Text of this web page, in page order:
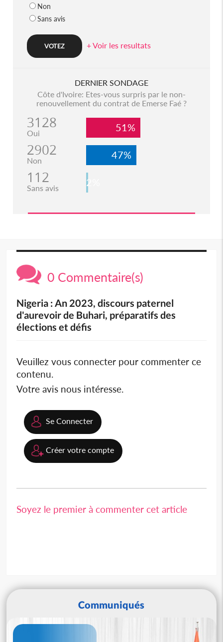
Non
Sans avis
+ Voir les resultats
DERNIER SONDAGE
Côte d'Ivoire: Etes-vous surpris par le non-
renouvellement du contrat de Emerse Faé ?
3128
Oui 51%
2902
Non 47%
112
Sans avis 2%
0 Commentaire(s)
Nigeria : An 2023, discours paternel
d'aurevoir de Buhari, préparatifs des
élections et défis
Veuillez vous connecter pour commenter ce
contenu.
Votre avis nous intéresse.
Se Connecter
Créer votre compte
Soyez le premier à commenter cet article
Communiqués